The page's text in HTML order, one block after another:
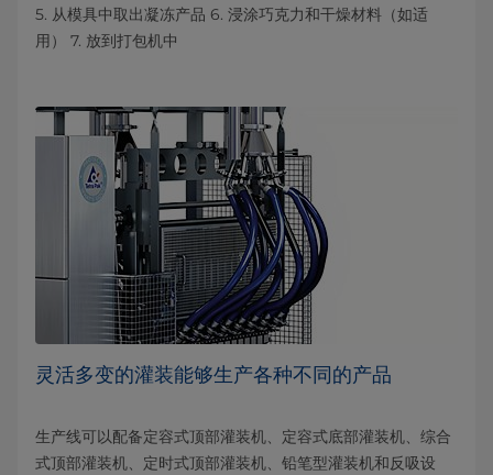
5. 从模具中取出凝冻产品 6. 浸涂巧克力和干燥材料（如适
用） 7. 放到打包机中
灵活多变的灌装能够生产各种不同的产品
生产线可以配备定容式顶部灌装机、定容式底部灌装机、综合
式顶部灌装机、定时式顶部灌装机、铅笔型灌装机和反吸设